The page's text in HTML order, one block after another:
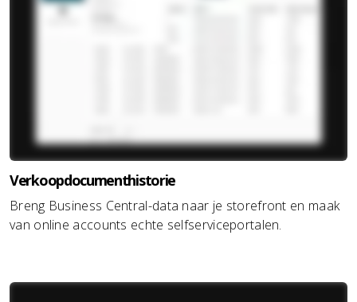
Verkoopdocumenthistorie
Breng Business Central-data naar je storefront en maak
van online accounts echte selfserviceportalen.